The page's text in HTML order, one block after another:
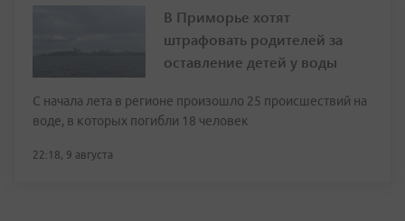
В Приморье хотят
штрафовать родителей за
оставление детей у воды
С начала лета в регионе произошло 25 происшествий на
воде, в которых погибли 18 человек
22:18, 9 августа